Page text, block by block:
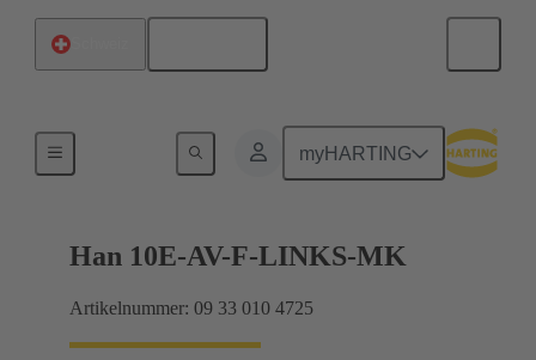
myHARTING
Anschlussverteiler
Han 10E-AV-F-LINKS-MK
Artikelnummer: 09 33 010 4725